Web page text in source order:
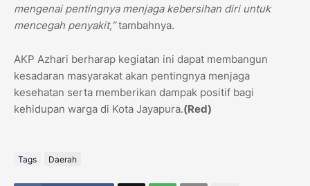
mengenai pentingnya menjaga kebersihan diri untuk
mencegah penyakit,”tambahnya.
AKP Azhari berharap kegiatan ini dapat membangun
kesadaran masyarakat akan pentingnya menjaga
kesehatan serta memberikan dampak positif bagi
kehidupan warga di Kota Jayapura.(Red)
Tags Daerah